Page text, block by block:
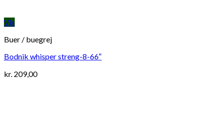
Vis
Buer / buegrej
Bodnik whisper streng-8-66″
kr. 209,00